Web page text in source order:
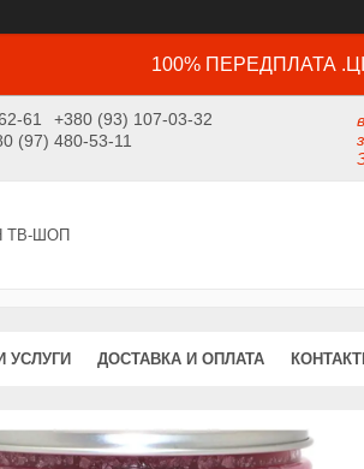
100% ПЕРЕДПЛАТА
61
+380 (93) 107-03-32
(97) 480-53-11
ТВ-ШОП
УСЛУГИ ДОСТАВКА И ОПЛАТА